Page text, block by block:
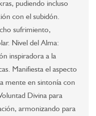
pudiendo incluso
con el subidón.
sufrimiento,
Nivel del Alma:
inspiradora a la
Manifiesta el aspecto
mente en sintonía con
Divina para
armonizando para